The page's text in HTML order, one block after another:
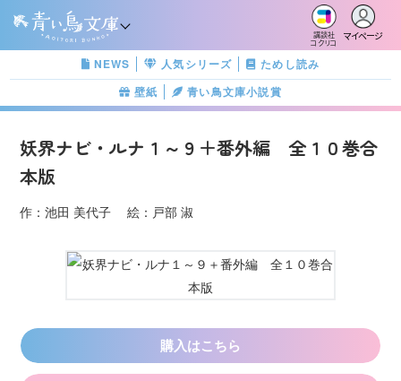
講談社
コクリコ
マイページ
NEWS 人気シリーズ
ためし読み
壁紙
青い鳥文庫小説賞
妖界ナビ・ルナ１～９＋番外編 全１０巻合
本版
作：池田 美代子 絵：戸部 淑
購入はこちら